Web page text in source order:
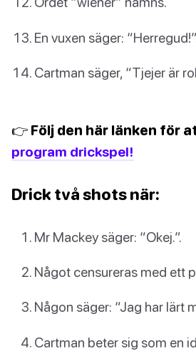
En vuxen säger:
Cartman säger, “Tjejer är
👉 Följ den här länken för
program drickspel!
Drick två shots när:
Mr Mackey säger: “Okej.”.
Något censureras med ett
Någon säger: “Jag har lärt
Cartman beter sig som en